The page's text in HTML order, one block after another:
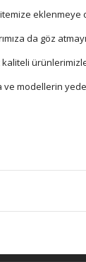
eklenmeye
da göz
kaliteli
ve modellerin